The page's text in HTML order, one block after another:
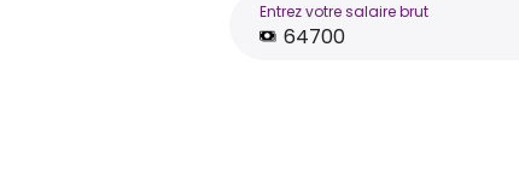
Entrez votre salaire brut